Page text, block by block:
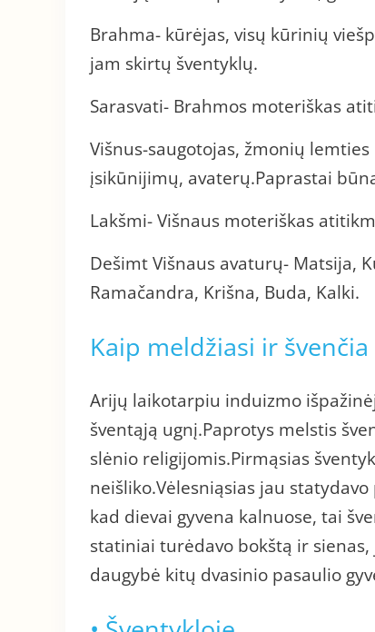
Brahma- kūrėjas, visų kūrinių
jam skirtų šventyklų.
Sarasvati- Brahmos moteriškas
Višnus-saugotojas, žmonių
įsikūnijimų, avaterų.Paprastai
Lakšmi- Višnaus moteriškas
Dešimt Višnaus avaturų- Matsija,
Ramačandra, Krišna, Buda, Kalki.
Kaip meldžiasi ir
Arijų laikotarpiu induizmo
šventąją ugnį.Paprotys melstis
slėnio religijomis.Pirmąsias
neišliko.Vėlesniąsias jau
kad dievai gyvena kalnuose, tai
statiniai turėdavo bokštą ir
daugybė kitų dvasinio pasaulio